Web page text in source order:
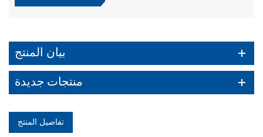
بيان المنتج
منتجات جديدة
تفاصيل المنتج